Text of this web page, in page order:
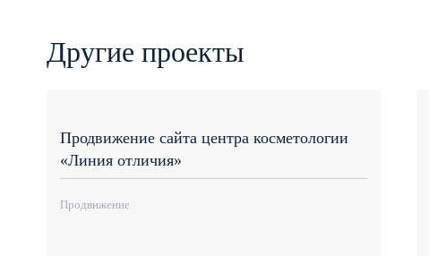
Другие проекты
Продвижение сайта центра косметологии
«Линия отличия»
Продвижение